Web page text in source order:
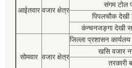
आईतवार वजार क्षेत्र
संगम टोल
पिपलचौक देखी
कंन्चनजङ्गा देखी
सोमवार वजार क्षेत्र
जिल्ला प्रशासन
खसि वजार
तरकारी